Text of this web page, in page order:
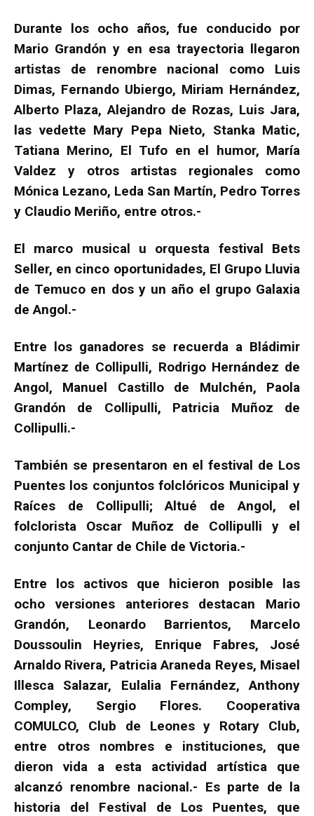
Durante los ocho años, fue conducido por
Mario Grandón y en esa trayectoria llegaron
artistas de renombre nacional como Luis
Dimas, Fernando Ubiergo, Miriam Hernández,
Alberto Plaza, Alejandro de Rozas, Luis Jara,
las vedette Mary Pepa Nieto, Stanka Matic,
Tatiana Merino, El Tufo en el humor, María
Valdez y otros artistas regionales como
Mónica Lezano, Leda San Martín, Pedro Torres
y Claudio Meriño, entre otros.-
El marco musical u orquesta festival Bets
Seller, en cinco oportunidades, El Grupo Lluvia
de Temuco en dos y un año el grupo Galaxia
de Angol.-
Entre los ganadores se recuerda a Bládimir
Martínez de Collipulli, Rodrigo Hernández de
Angol, Manuel Castillo de Mulchén, Paola
Grandón de Collipulli, Patricia Muñoz de
Collipulli.-
También se presentaron en el festival de Los
Puentes los conjuntos folclóricos Municipal y
Raíces de Collipulli; Altué de Angol, el
folclorista Oscar Muñoz de Collipulli y el
conjunto Cantar de Chile de Victoria.-
Entre los activos que hicieron posible las
ocho versiones anteriores destacan Mario
Grandón, Leonardo Barrientos, Marcelo
Doussoulin Heyries, Enrique Fabres, José
Arnaldo Rivera, Patricia Araneda Reyes, Misael
Illesca Salazar, Eulalia Fernández, Anthony
Compley, Sergio Flores. Cooperativa
COMULCO, Club de Leones y Rotary Club,
entre otros nombres e instituciones, que
dieron vida a esta actividad artística que
alcanzó renombre nacional.- Es parte de la
historia del Festival de Los Puentes, que